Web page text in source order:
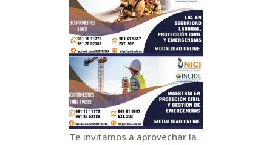
Te invitamos a aprovechar la